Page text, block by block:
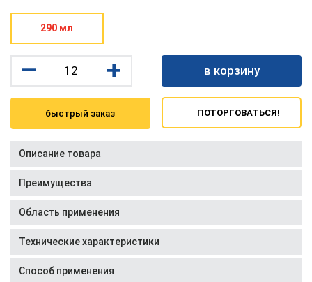
290 мл
– + в корзину
быстрый заказ ПОТОРГОВАТЬСЯ!
Описание товара
Преимущества
Область применения
Технические характеристики
Способ применения